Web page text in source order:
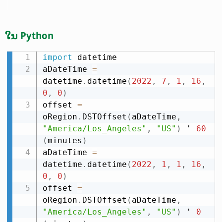
ໃນ Python
import datetime
aDateTime =
datetime . datetime ( 2022 , 7 , 1 , 16 ,
0 , 0 )
offset =
oRegion . DSTOffset ( aDateTime ,
"America/Los_Angeles" , "US" ) ' 60
(minutes )
aDateTime =
datetime . datetime ( 2022 , 1 , 1 , 16 ,
0 , 0 )
offset =
oRegion . DSTOffset ( aDateTime ,
"America/Los_Angeles" , "US" ) ' 0